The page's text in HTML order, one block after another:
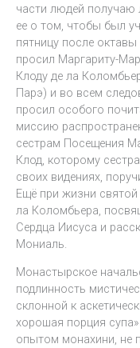
части людей получаю
ее о том, чтобы был
пятницу после
просил Маргариту-
Клоду де ла
Парэ) и во всем
просил особого
миссию
сестрам Посещения
Клод, которому
своих видениях,
Ещё при жизни
ла Коломбьера,
Сердца Иисуса и
Мониаль.
Монастырское
подлинность
склонной к
хорошая порция
опытом монахини, не